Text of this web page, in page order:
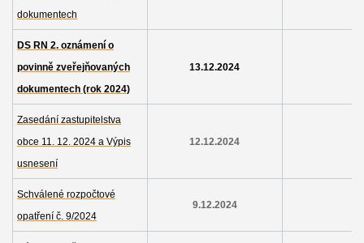
dokumentech
DS RN 2. oznámení o
povinně zveřejňovaných
dokumentech (rok 2024)
13.12.2024
Zasedání zastupitelstva
obce 11. 12. 2024 a Výpis
usnesení
12.12.2024
Schválené rozpočtové
opatření č. 9/2024
9.12.2024